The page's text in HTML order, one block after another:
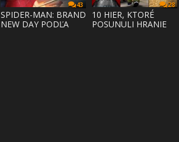
43
SPIDER-MAN: BRAND
NEW DAY PODĽA
28
10 HIER, KTORÉ
POSUNULI HRANIE